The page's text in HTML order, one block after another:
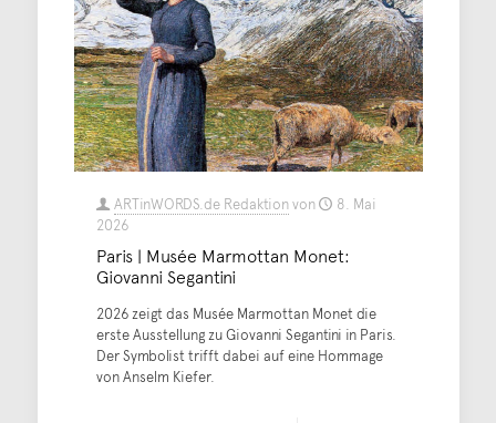
ARTinWORDS.de Redaktionvon
8. Mai
2026
Paris | Musée Marmottan Monet:
Giovanni Segantini
2026 zeigt das Musée Marmottan Monet die
erste Ausstellung zu Giovanni Segantini in Paris.
Der Symbolist trifft dabei auf eine Hommage
von Anselm Kiefer.